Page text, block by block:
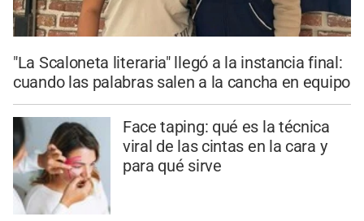
"La Scaloneta literaria" llegó a la instancia final:
cuando las palabras salen a la cancha en equipo
Face taping: qué es la técnica
viral de las cintas en la cara y
para qué sirve